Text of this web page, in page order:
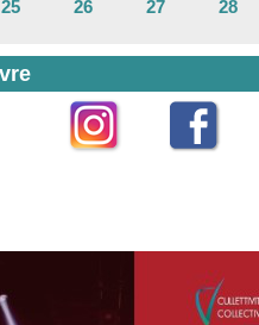
25 26 27 28